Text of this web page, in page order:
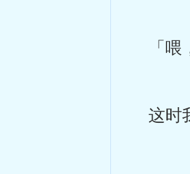
「喂
这时